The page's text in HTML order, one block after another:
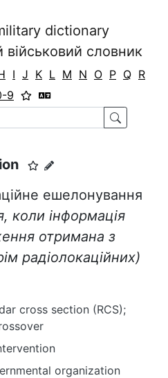
dictionary
військовий словник
I J K L M N O P Q R
9
ешелонування
коли інформація
отримана з
радіолокаційних)
cross section (RCS);
organization